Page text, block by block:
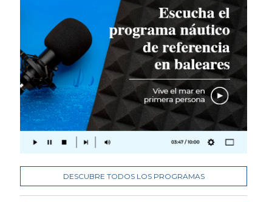
DESCUBRE TODOS LOS PROGRAMAS